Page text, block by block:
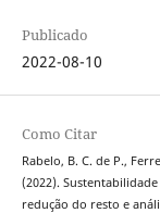
Publicado
2022-08-10
Como Citar
Rabelo, B. C. de P.,
(2022).
redução do resto e